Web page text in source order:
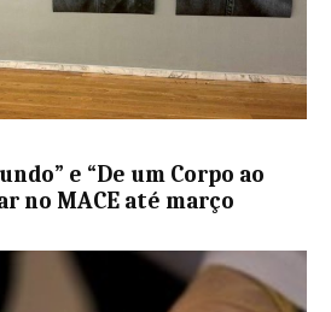
e “De um Corpo ao
no MACE até março